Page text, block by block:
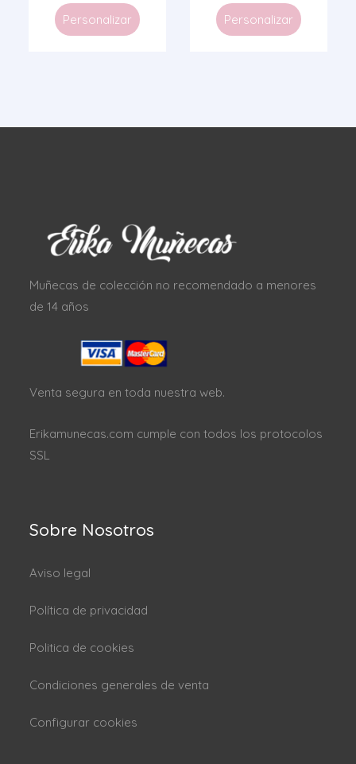
Personalizar Personalizar
Muñecas de colección no recomendado a menores
de 14 años
Venta segura en toda nuestra web.
Erikamunecas.com cumple con todos los protocolos
SSL
Sobre Nosotros
Aviso legal
Política de privacidad
Politica de cookies
Condiciones generales de venta
Configurar cookies